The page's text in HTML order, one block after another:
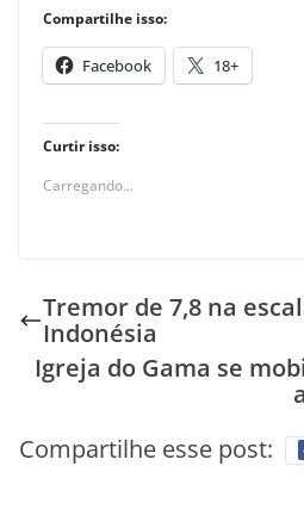
Compartilhe isso:
Facebook 18+
Curtir isso:
Carregando...
Tremor de 7,8 na
Indonésia
Igreja do Gama se
Compartilhe esse post: